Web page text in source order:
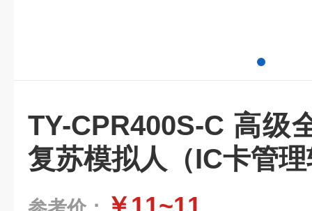
TY-CPR400S-C 高级
复苏模拟人（IC卡管